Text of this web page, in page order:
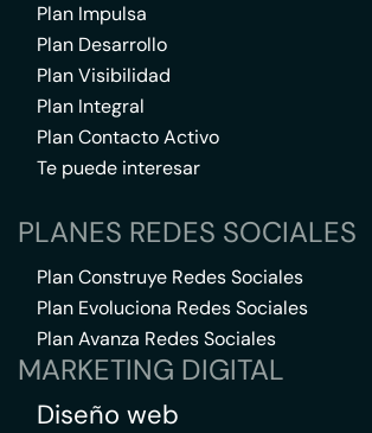
Plan Impulsa
Plan Desarrollo
Plan Visibilidad
Plan Integral
Plan Contacto Activo
Te puede interesar
PLANES REDES SOCIALES
Plan Construye Redes Sociales
Plan Evoluciona Redes Sociales
Plan Avanza Redes Sociales
MARKETING DIGITAL
Diseño web